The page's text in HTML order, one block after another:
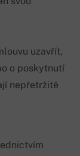
uzavřít,
o poskytnutí
nepřetržitě